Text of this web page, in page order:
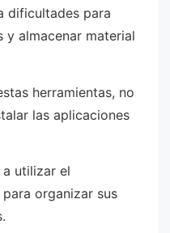
dificultades para
y almacenar material
herramientas, no
las aplicaciones
utilizar el
organizar sus